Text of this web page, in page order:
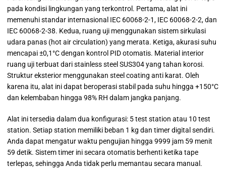
pada kondisi lingkungan yang terkontrol. Pertama, alat ini
memenuhi standar internasional IEC 60068-2-1, IEC 60068-2-2, dan
IEC 60068-2-38. Kedua, ruang uji menggunakan sistem sirkulasi
udara panas (hot air circulation) yang merata. Ketiga, akurasi suhu
mencapai ±0,1°C dengan kontrol PID otomatis. Material interior
ruang uji terbuat dari stainless steel SUS304 yang tahan korosi.
Struktur eksterior menggunakan steel coating anti karat. Oleh
karena itu, alat ini dapat beroperasi stabil pada suhu hingga +150°C
dan kelembaban hingga 98% RH dalam jangka panjang.
Alat ini tersedia dalam dua konfigurasi: 5 test station atau 10 test
station. Setiap station memiliki beban 1 kg dan timer digital sendiri.
Anda dapat mengatur waktu pengujian hingga 9999 jam 59 menit
59 detik. Sistem timer ini secara otomatis berhenti ketika tape
terlepas, sehingga Anda tidak perlu memantau secara manual.